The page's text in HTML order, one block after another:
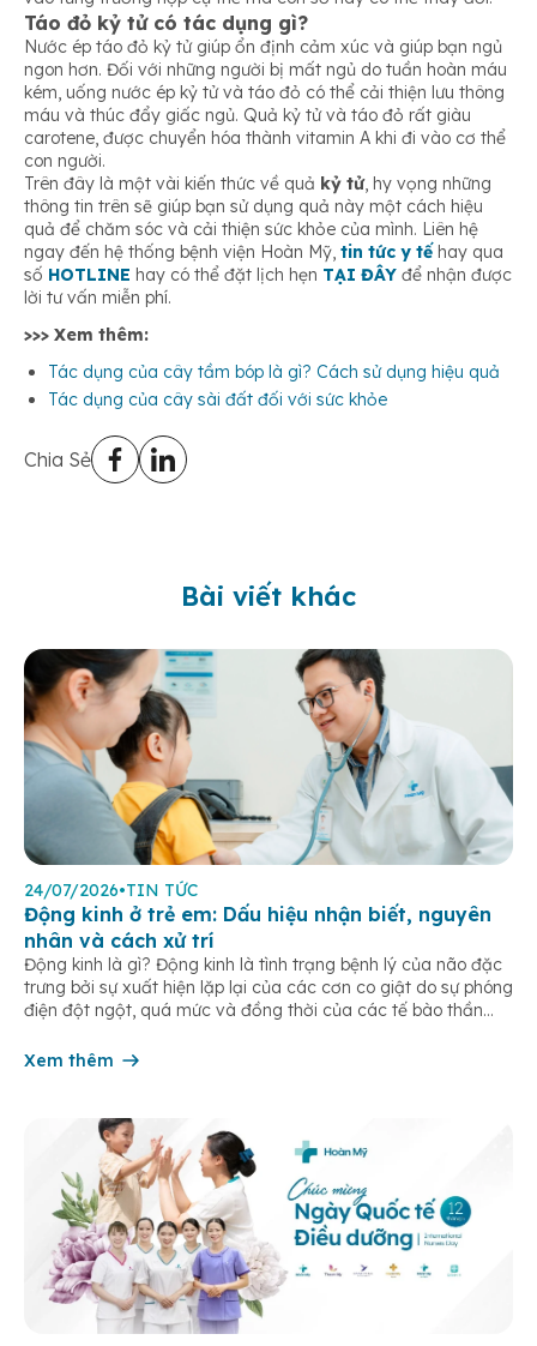
Táo đỏ kỷ tử có tác dụng gì?
Nước ép táo đỏ kỷ tử giúp ổn định cảm xúc và giúp bạn ngủ
ngon hơn. Đối với những người bị mất ngủ do tuần hoàn máu
kém, uống nước ép kỷ tử và táo đỏ có thể cải thiện lưu thông
máu và thúc đẩy giấc ngủ. Quả kỷ tử và táo đỏ rất giàu
carotene, được chuyển hóa thành vitamin A khi đi vào cơ thể
con người.
Trên đây là một vài kiến thức về quả kỷ tử, hy vọng những
thông tin trên sẽ giúp bạn sử dụng quả này một cách hiệu
quả để chăm sóc và cải thiện sức khỏe của mình. Liên hệ
ngay đến hệ thống bệnh viện Hoàn Mỹ, tin tức y tế hay qua
số HOTLINE hay có thể đặt lịch hẹn TẠI ĐÂY để nhận được
lời tư vấn miễn phí.
>>> Xem thêm:
Tác dụng của cây tầm bóp là gì? Cách sử dụng hiệu quả
Tác dụng của cây sài đất đối với sức khỏe
Chia Sẻ
Bài viết khác
24/07/2026•TIN TỨC
Động kinh ở trẻ em: Dấu hiệu nhận biết, nguyên
nhân và cách xử trí
Động kinh là gì? Động kinh là tình trạng bệnh lý của não đặc
trưng bởi sự xuất hiện lặp lại của các cơn co giật do sự phóng
điện đột ngột, quá mức và đồng thời của các tế bào thần
Xem thêm